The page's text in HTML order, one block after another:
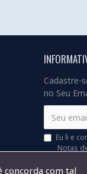
Cadastre-
no Seu
Eu li e
Notas
concorda com tal